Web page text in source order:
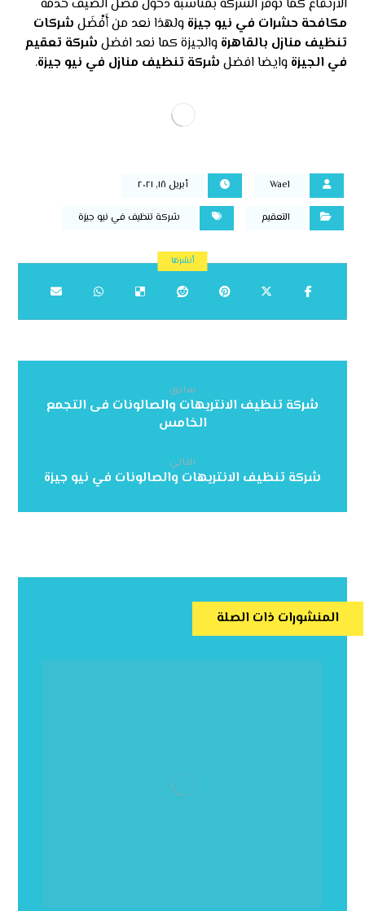
الارتفاع كما توفر الشركة بمناسبة دخول فصل الصيف خدمة
مكافحة حشرات في نيو جيزة ولهذا نعد من أَفْضَل شركات
تنظيف منازل بالقاهرة والجيزة كما نعد افضل شركة تعقيم
في الجيزة وايضا افضل شركة تنظيف منازل في نيو جيزة.
Wael أبريل ١٨, ٢٠٢١
التعقيم شركة تنظيف في نيو جيزة
سابق
شركة تنظيف الانتريهات والصالونات فى التجمع
الخامس
التالي
شركة تنظيف الانتريهات والصالونات في نيو جيزة
المنشورات ذات الصلة